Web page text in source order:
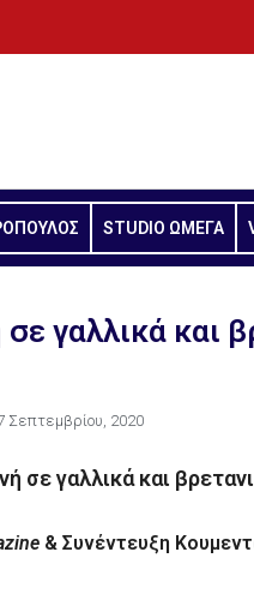
STUDIO ΩΜΕΓΑ
σε γαλλικά και
Σεπτεμβρίου, 2020
σε γαλλικά και
& Συνέντευξη